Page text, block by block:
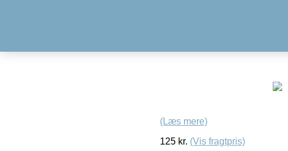
(Læs mere)
125 kr. (Vis fragtpris)